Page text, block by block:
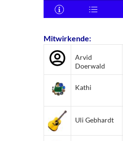
Mitwirkende:
Arvid
Doerwald
Kathi
Uli Gebhardt